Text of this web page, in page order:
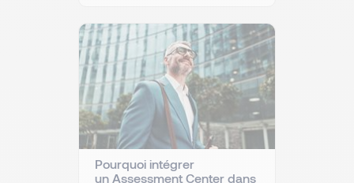
Pourquoi intégrer
un Assessment Center dans